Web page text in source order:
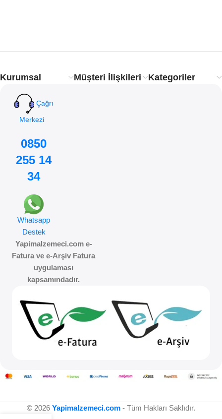
Kurumsal Müşteri İlişkileri Kategoriler
Çağrı
Merkezi
0850
255 14
34
Whatsapp
Destek
Yapimalzemeci.com e-
Fatura ve e-Arşiv Fatura
uygulaması
kapsamındadır.
© 2026 Yapimalzemeci.com - Tüm Hakları Saklıdır.